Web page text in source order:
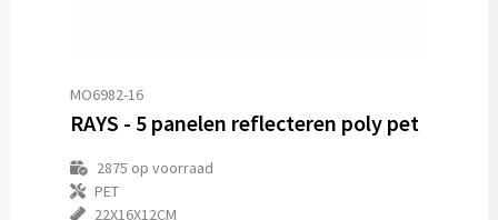
MO6982-16
RAYS - 5 panelen reflecteren poly pet
2875 op voorraad
PET
22X16X12CM